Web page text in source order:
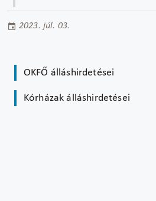
2023. júl. 03.
OKFŐ álláshirdetései
Kórházak álláshirdetései